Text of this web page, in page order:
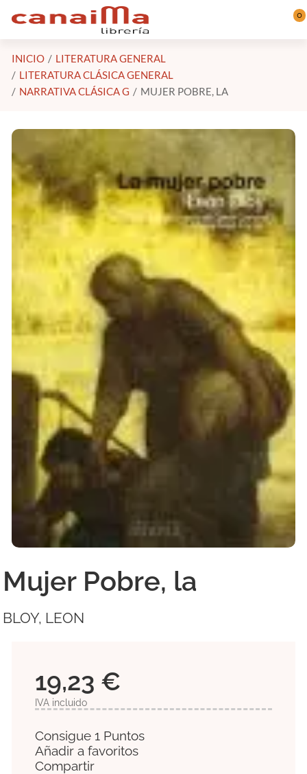
Saltar al contenido principal 0
INICIO
LITERATURA GENERAL
LITERATURA CLÁSICA GENERAL
NARRATIVA CLÁSICA G
MUJER POBRE, LA
Mujer Pobre, la
BLOY, LEON
19,23 €
IVA incluido
Consigue 1 Puntos
Añadir a favoritos
Compartir